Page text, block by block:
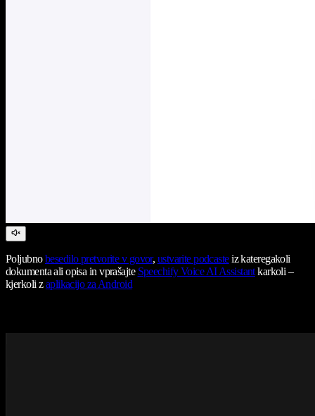
Poljubnobesedilo pretvorite v govor, ustvarite podcasteiz kateregakoli
dokumenta ali opisa in vprašajte Speechify Voice AI Assistantkarkoli –
kjerkoli zaplikacijo za Android